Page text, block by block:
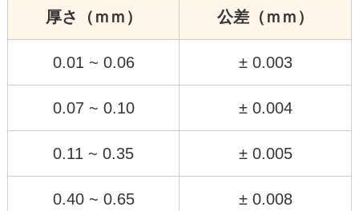
厚さ（ｍｍ） 公差（ｍｍ）
0.01 ~ 0.06 ± 0.003
0.07 ~ 0.10 ± 0.004
0.11 ~ 0.35 ± 0.005
0.40 ~ 0.65 ± 0.008